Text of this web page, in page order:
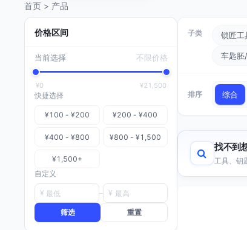
首页 > 产品
价格区间
当前选择 不限价格
¥0 ¥21,500
快捷选择
¥100 - ¥200 ¥200 - ¥400
¥400 - ¥800 ¥800 - ¥1,500
¥1,500+
自定义
¥ ¥
筛选 重置
子类 锁匠工
车匙胚
排序 综合
找不到
工具、钥